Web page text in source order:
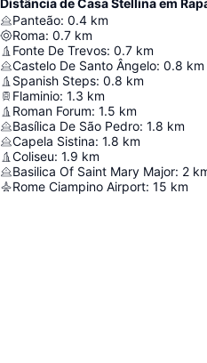
Distância de Casa Stellina em
Panteão: 0.4 km
Roma: 0.7 km
Fonte De Trevos: 0.7 km
Castelo De Santo Ângelo: 0.8 km
Spanish Steps: 0.8 km
Flaminio: 1.3 km
Roman Forum: 1.5 km
Basílica De São Pedro: 1.8 km
Capela Sistina: 1.8 km
Coliseu: 1.9 km
Basilica Of Saint Mary Major: 2
Rome Ciampino Airport: 15 km